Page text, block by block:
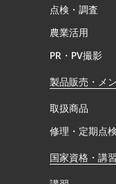
点検・調査
農業活用
PR・PV撮影
製品販売・メ
取扱商品
修理・定期点
国家資格・講